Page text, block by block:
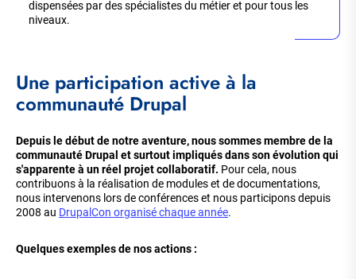
dispensées par des spécialistes du métier et pour tous les
niveaux.
Une participation active à la
communauté Drupal
Depuis le début de notre aventure, nous sommes membre de la
communauté Drupal et surtout impliqués dans son évolution qui
s'apparente à un réel projet collaboratif. Pour cela, nous
contribuons à la réalisation de modules et de documentations,
nous intervenons lors de conférences et nous participons depuis
2008 au DrupalCon organisé chaque année.
Quelques exemples de nos actions :